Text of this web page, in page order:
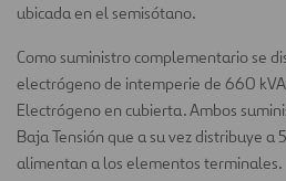
ubicada en el semisótano.
Como suministro complementario se
electrógeno de intemperie de 660
Electrógeno en cubierta. Ambos
Baja Tensión que a su vez distribuye a
alimentan a los elementos terminales.